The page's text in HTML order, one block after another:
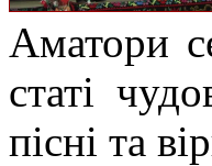
Аматори
статі
пісні та